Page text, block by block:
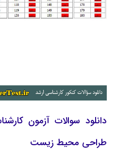
دانلود سوالات آزمون
طراحی محیط زیست